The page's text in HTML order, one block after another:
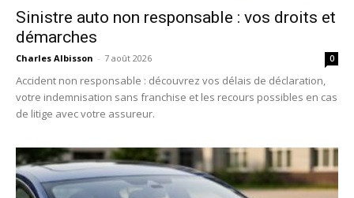
Sinistre auto non responsable : vos droits et
démarches
Charles Albisson - 7 août 2026 0
Accident non responsable : découvrez vos délais de déclaration,
votre indemnisation sans franchise et les recours possibles en cas
de litige avec votre assureur.